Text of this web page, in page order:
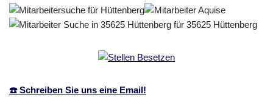
☎️ Schreiben Sie uns eine Email!